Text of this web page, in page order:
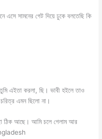
এসে সামনের গেট দিয়ে ঢুকে বলতেছি কি
এইতা করলা, ছি। ভাবী হইলে তাও
এমন ছিলো না।
ঠিক আছে। আমি চলে গেলাম আর